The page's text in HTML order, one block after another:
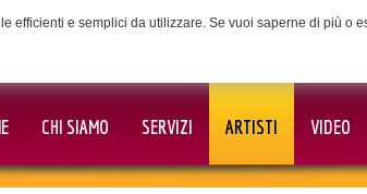
e semplici da utilizzare. Se vuoi saperne di più o
CHI SIAMO SERVIZI ARTISTI VIDEO